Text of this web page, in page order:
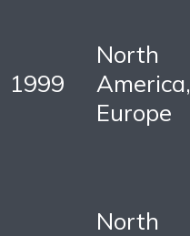
1999
North
America,
Europe
North